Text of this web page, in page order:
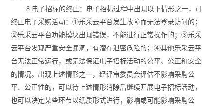
8.电子招标的终止：电子招标过程中出现以下情形之一，可
终止电子采购活动：①乐采云平台发生故障而无法登录访问的；
②乐采云平台功能模块出现错误，不能进行正常操作的；③乐采
云平台发现严重安全漏洞，有潜在泄密危险的；④其他乐采云平
台无法正常运行，或无法保证电子招标活动的公平、公正和安全
的情况。出现上述情形之一，经评审委员会评估不影响采购公
平、公正性的，可以待上述情形消除后继续开展电子招标活动，
也可以决定某些环节以纸质形式进行，影响或可能影响采购公